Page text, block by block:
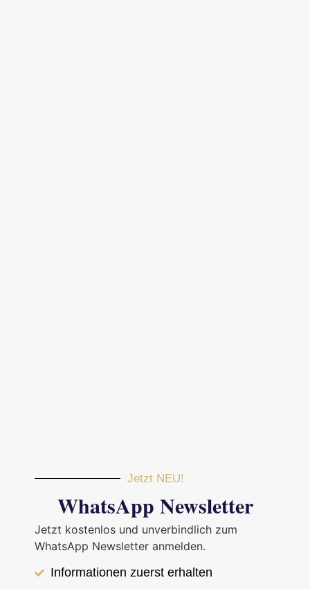
< Zurück zur Übersicht
Jetzt NEU!
WhatsApp Newsletter
Jetzt kostenlos und unverbindlich zum
WhatsApp Newsletter anmelden.
Informationen zuerst erhalten